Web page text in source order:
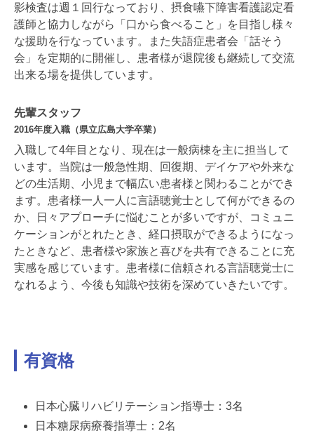
影検査は週１回行なっており、摂食嚥下障害看護認定看
護師と協力しながら「口から食べること」を目指し様々
な援助を行なっています。また失語症患者会「話そう
会」を定期的に開催し、患者様が退院後も継続して交流
出来る場を提供しています。
先輩スタッフ
2016年度入職（県立広島大学卒業）
入職して4年目となり、現在は一般病棟を主に担当して
います。当院は一般急性期、回復期、デイケアや外来な
どの生活期、小児まで幅広い患者様と関わることができ
ます。患者様一人一人に言語聴覚士として何ができるの
か、日々アプローチに悩むことが多いですが、コミュニ
ケーションがとれたとき、経口摂取ができるようになっ
たときなど、患者様や家族と喜びを共有できることに充
実感を感じています。患者様に信頼される言語聴覚士に
なれるよう、今後も知識や技術を深めていきたいです。
有資格
日本心臓リハビリテーション指導士：3名
日本糖尿病療養指導士：2名